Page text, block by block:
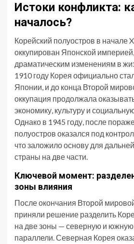
Истоки конфликта:
началось?
Корейский полуостров в начале
оккупирован Японской
драматическим изменениям в
1910 году Корея официально
Японии, и до конца Второй
оккупация продолжала
экономику, культуру и
Однако в 1945 году, после
полуостров оказался под
что заложило основу для
страны на две части.
Ключевой момент:
зоны влияния
После окончания Второй
приняли решение разделить
на две зоны — северную и
параллели. Северная Корея